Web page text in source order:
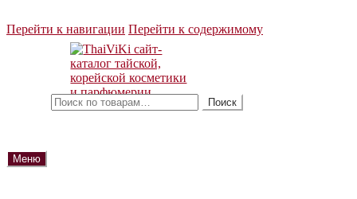
Перейти к навигации Перейти к содержимому
Поиск
Меню